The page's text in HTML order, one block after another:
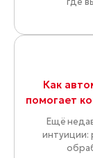
Как
помогает
Ещё
интуиции: